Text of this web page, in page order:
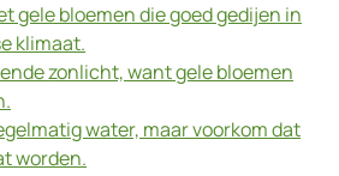
gele bloemen die goed gedijen in
klimaat.
zonlicht, want gele bloemen
water, maar voorkom dat
worden.